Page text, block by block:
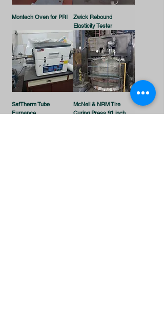
Montech Oven for PRI
Zwick Rebound
Elasticity Tester
SafTherm Tube
Furnance
McNeil & NRM Tire
Curing Press 91 inch